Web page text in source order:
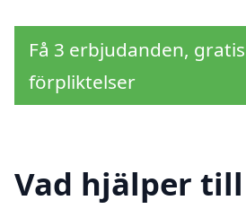
Få 3 erbjudanden,
förpliktelser
Vad hjälper